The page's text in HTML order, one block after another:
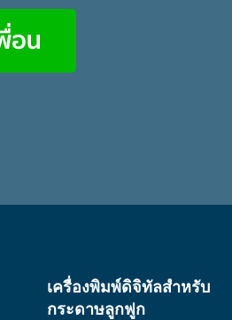
เครื่องพิมพ์ดิจิทัลสำหรับ
กระดาษลูกฟูก